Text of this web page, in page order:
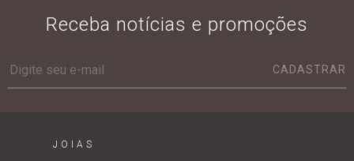
Receba notícias e promoções
CADASTRAR
JOIAS